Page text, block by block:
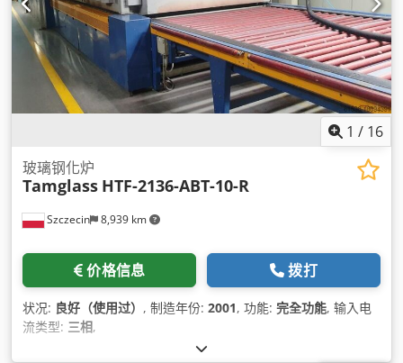
1 / 16
Szczecin 8,939 km
玻璃钢化炉
Tamglass HTF-2136-ABT-10-R
价格信息 拨打
状况: 良好（使用过） , 制造年份: 2001, 功能: 完全功能, 输入电
流类型: 三相,